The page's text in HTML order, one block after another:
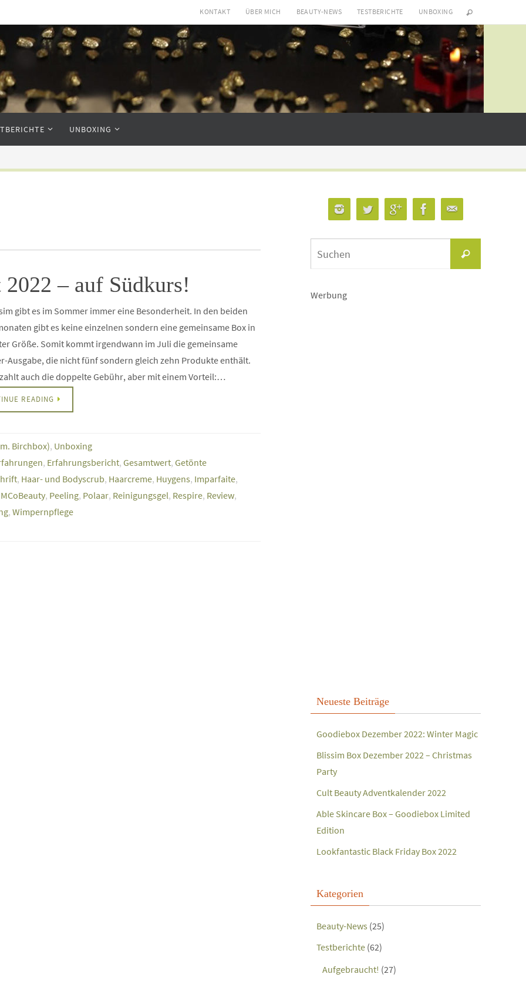
KONTAKT ÜBER MICH BEAUTY-NEWS TESTBERICHTE UNBOXING
UNBOXING
– auf Südkurs!
gibt es im Sommer immer eine Besonderheit. In den beiden
gibt es keine einzelnen sondern eine gemeinsame Box in
Größe. Somit kommt irgendwann im Juli die gemeinsame
Ausgabe, die nicht fünf sondern gleich zehn Produkte enthält.
auch die doppelte Gebühr, aber mit einem Vorteil:…
READING
Birchbox), Unboxing
, Erfahrungsbericht, Gesamtwert, Getönte
, Haar- und Bodyscrub, Haarcreme, Huygens, Imparfaite,
MCoBeauty, Peeling, Polaar, Reinigungsgel, Respire, Review,
, Wimpernpflege
Suchen
Werbung
Neueste Beiträge
Goodiebox Dezember 2022: Winter Magic
Blissim Box Dezember 2022 – Christmas
Party
Cult Beauty Adventkalender 2022
Able Skincare Box – Goodiebox Limited
Edition
Lookfantastic Black Friday Box 2022
Kategorien
Beauty-News (25)
Testberichte (62)
Aufgebraucht! (27)